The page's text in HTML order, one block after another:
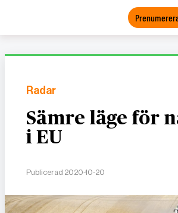
Radar
Sämre läge för
i EU
Publicerad 2020-10-20